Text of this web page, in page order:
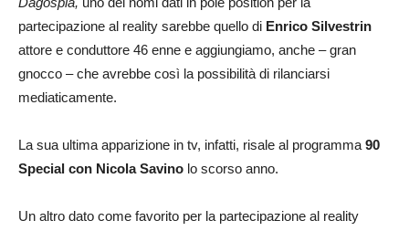
partecipazione al reality sarebbe quello di Enrico Silvestrin
attore e conduttore 46 enne e aggiungiamo, anche – gran
gnocco – che avrebbe così la possibilità di rilanciarsi
mediaticamente.
La sua ultima apparizione in tv, infatti, risale al programma 90
Special con Nicola Savino lo scorso anno.
Un altro dato come favorito per la partecipazione al reality